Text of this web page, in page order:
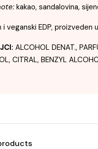
kakao, sandalovina,
i veganski EDP, proizveden
ALCOHOL DENAT.,
CITRAL, BENZYL